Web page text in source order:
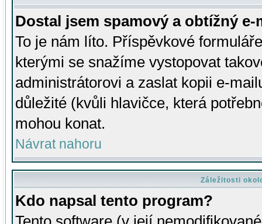
Dostal jsem spamový a obtížný
To je nám líto. Příspěvkové
kterými se snažíme vystopovat
administrátorovi a zaslat kopii e-
důležité (kvůli hlavičce, která
mohou konat.
Návrat nahoru
Záležitosti
Kdo napsal tento program?